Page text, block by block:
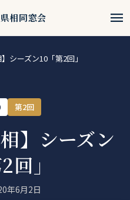
相同窓会 menu
】シーズン10「第2回」
第2回
】シーズン
回」
年6月2日